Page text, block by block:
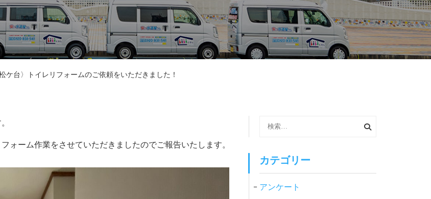
松ケ台〉トイレリフォームのご依頼をいただきました！
ォーム作業をさせていただきましたのでご報告いたします。
カテゴリー
アンケート